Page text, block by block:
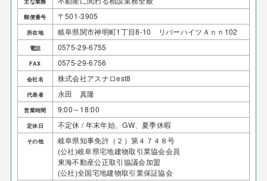
郵便番号 〒501-3905
所在地 岐阜県関市神明町1丁目8-10 リバーハイツＡｎｎ102
電話 0575-29-6755
FAX 0575-29-6756
会社名 株式会社アスナロest8
代表者 永田 真隆
営業時間 9:00～18:00
定休日 不定休 / 年末年始、GW、夏季休暇
その他
岐阜県知事免許（２）第４７４８号
(公社)岐阜県宅地建物取引業協会会員
東海不動産公正取引協議会加盟
(公社)全国宅地建物取引業保証協会